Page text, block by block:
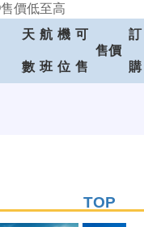
售價低至高
天
數
航
班
機
位
可
售
售價
訂
購
TOP